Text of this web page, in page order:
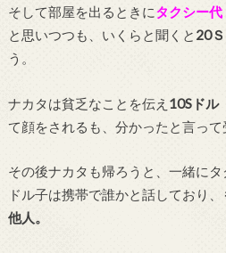
そして部屋を出るときにタクシー代
と思いつつも、いくらと聞くと 20
う。
ナカタは貧乏なことを伝え 10Sドル
て顔をされるも、分かったと言って
その後ナカタも帰ろうと、一緒に
ドル子は携帯で誰かと話しており、
他人。